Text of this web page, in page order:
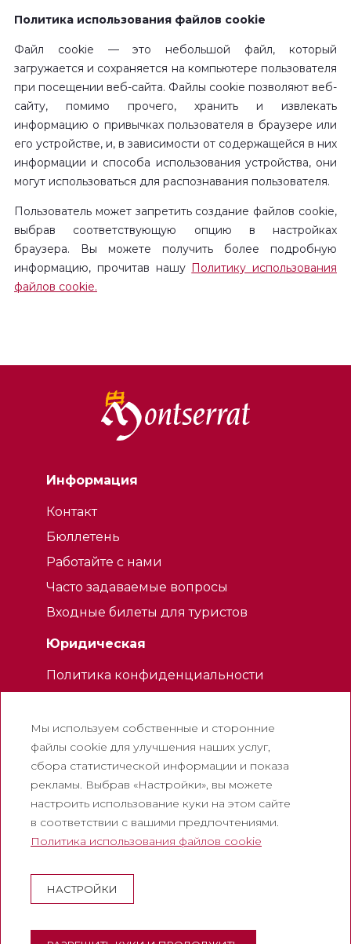
Политика использования файлов cookie
Файл cookie — это небольшой файл, который
загружается и сохраняется на компьютере пользователя
при посещении веб-сайта. Файлы cookie позволяют веб-
сайту, помимо прочего, хранить и извлекать
информацию о привычках пользователя в браузере или
его устройстве, и, в зависимости от содержащейся в них
информации и способа использования устройства, они
могут использоваться для распознавания пользователя.
Пользователь может запретить создание файлов cookie,
выбрав соответствующую опцию в настройках
браузера. Вы можете получить более подробную
информацию, прочитав нашу Политику использования
файлов cookie.
Информация
Контакт
Бюллетень
Работайте с нами
Часто задаваемые вопросы
Входные билеты для туристов
Юридическая
Политика конфиденциальности
Политика использования социальных
сетей
Канал для жалоб
Официальное уведомление
Корпоративный
Аббатство Монтсеррат
Эсколания де Монсеррат
Музей Монтсеррата
Мы используем собственные и сторонние
файлы cookie для улучшения наших услуг,
сбора статистической информации и показа
рекламы. Выбрав «Настройки», вы можете
настроить использование куки на этом сайте
в соответствии с вашими предпочтениями.
Политика использования файлов cookie
НАСТРОЙКИ